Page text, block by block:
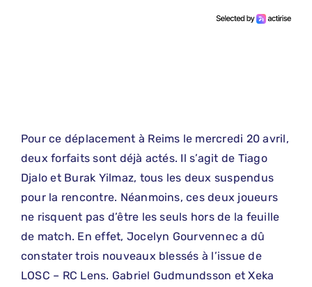
Pour ce déplacement à Reims le mercredi 20 avril,
deux forfaits sont déjà actés. Il s’agit de Tiago
Djalo et Burak Yilmaz, tous les deux suspendus
pour la rencontre. Néanmoins, ces deux joueurs
ne risquent pas d’être les seuls hors de la feuille
de match. En effet, Jocelyn Gourvennec a dû
constater trois nouveaux blessés à l’issue de
LOSC – RC Lens. Gabriel Gudmundsson et Xeka